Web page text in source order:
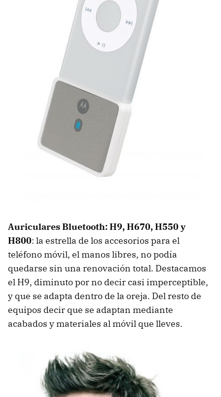
Auriculares Bluetooth: H9, H670, H550 y
H800: la estrella de los accesorios para el
teléfono móvil, el manos libres, no podía
quedarse sin una renovación total. Destacamos
el H9, diminuto por no decir casi imperceptible,
y que se adapta dentro de la oreja. Del resto de
equipos decir que se adaptan mediante
acabados y materiales al móvil que lleves.